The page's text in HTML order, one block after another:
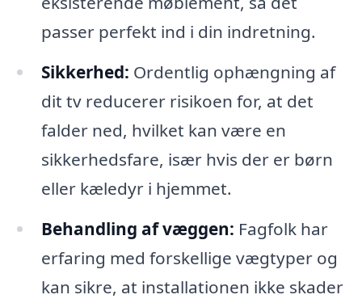
passer perfekt ind i din indretning.
Sikkerhed: Ordentlig ophængning af
dit tv reducerer risikoen for, at det
falder ned, hvilket kan være en
sikkerhedsfare, især hvis der er børn
eller kæledyr i hjemmet.
Behandling af væggen: Fagfolk har
erfaring med forskellige vægtyper og
kan sikre, at installationen ikke skader